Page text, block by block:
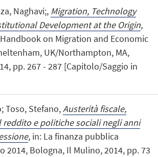
Naghavi;, Migration, Technology
Development at the Origin,
on Migration and Economic
UK/Northampton, MA,
pp. 267 - 287 [Capitolo/Saggio in
Toso, Stefano,Austerità fiscale,
e politiche sociali negli anni
, in: La finanza pubblica
2014, Bologna, Il Mulino, 2014, pp. 73